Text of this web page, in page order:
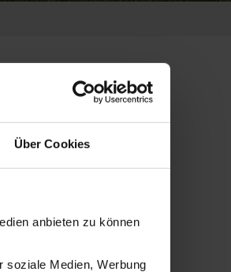
Über Cookies
anbieten zu können
soziale Medien, Werbung